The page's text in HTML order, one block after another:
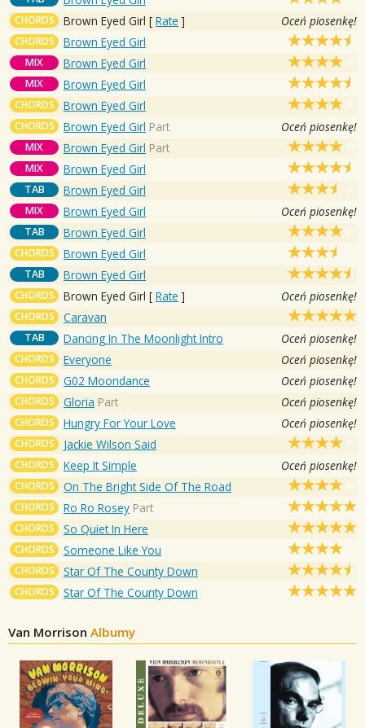
CHORDS Brown Eyed Girl [ Rate ] Oceń piosenkę!
CHORDS Brown Eyed Girl
MIX Brown Eyed Girl
MIX Brown Eyed Girl
CHORDS Brown Eyed Girl
CHORDS Brown Eyed Girl Part Oceń piosenkę!
MIX Brown Eyed Girl Part
MIX Brown Eyed Girl
TAB Brown Eyed Girl
MIX Brown Eyed Girl Oceń piosenkę!
TAB Brown Eyed Girl
CHORDS Brown Eyed Girl
TAB Brown Eyed Girl
CHORDS Brown Eyed Girl [ Rate ] Oceń piosenkę!
CHORDS Caravan
TAB Dancing In The Moonlight Intro Oceń piosenkę!
CHORDS Everyone Oceń piosenkę!
CHORDS G02 Moondance Oceń piosenkę!
CHORDS Gloria Part Oceń piosenkę!
CHORDS Hungry For Your Love Oceń piosenkę!
CHORDS Jackie Wilson Said
CHORDS Keep It Simple Oceń piosenkę!
CHORDS On The Bright Side Of The Road
CHORDS Ro Ro Rosey Part
CHORDS So Quiet In Here
CHORDS Someone Like You
CHORDS Star Of The County Down
CHORDS Star Of The County Down
Van Morrison Albumy